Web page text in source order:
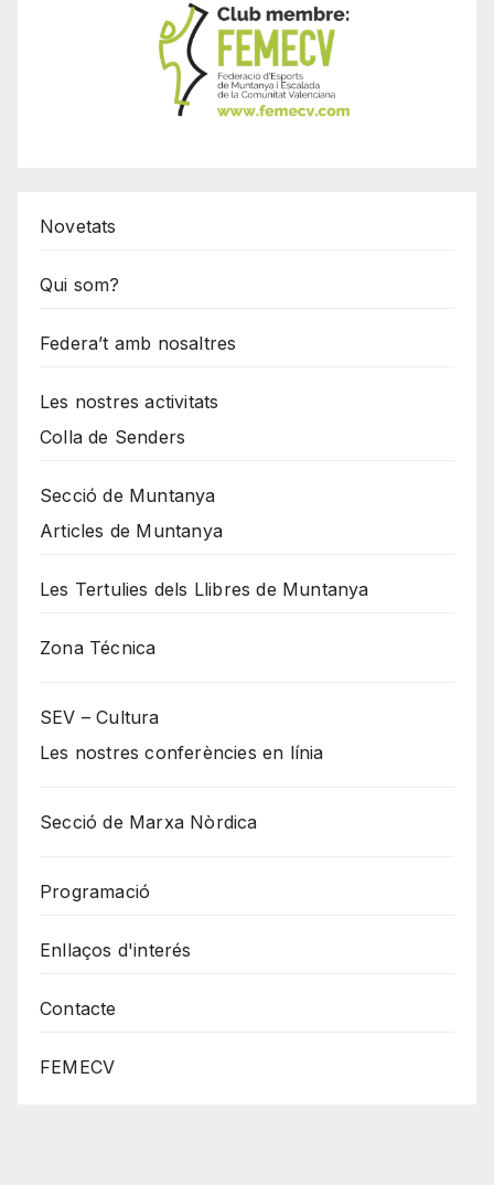
Novetats
Qui som?
Federa’t amb nosaltres
Les nostres activitats
Colla de Senders
Secció de Muntanya
Articles de Muntanya
Les Tertulies dels Llibres de Muntanya
Zona Técnica
SEV – Cultura
Les nostres conferències en línia
Secció de Marxa Nòrdica
Programació
Enllaços d'interés
Contacte
FEMECV